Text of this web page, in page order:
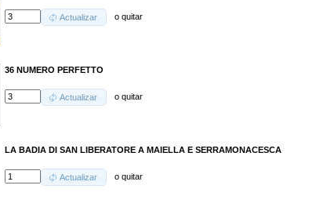
Actualizar oquitar
36 NUMERO PERFETTO
Actualizar oquitar
LA BADIA DI SAN LIBERATORE A MAIELLA E SERRAMONACESCA
Actualizar oquitar